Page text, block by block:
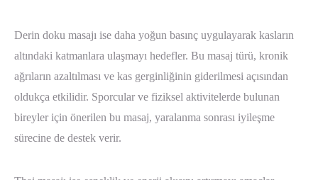
Derin doku masajı ise daha yoğun basınç uygulayarak kasların
altındaki katmanlara ulaşmayı hedefler. Bu masaj türü, kronik
ağrıların azaltılması ve kas gerginliğinin giderilmesi açısından
oldukça etkilidir. Sporcular ve fiziksel aktivitelerde bulunan
bireyler için önerilen bu masaj, yaralanma sonrası iyileşme
sürecine de destek verir.